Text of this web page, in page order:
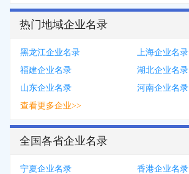
热门地域企业名录
黑龙江企业名录
上海企业名录
福建企业名录
湖北企业名录
山东企业名录
河南企业名录
查看更多企业>>
全国各省企业名录
宁夏企业名录
香港企业名录